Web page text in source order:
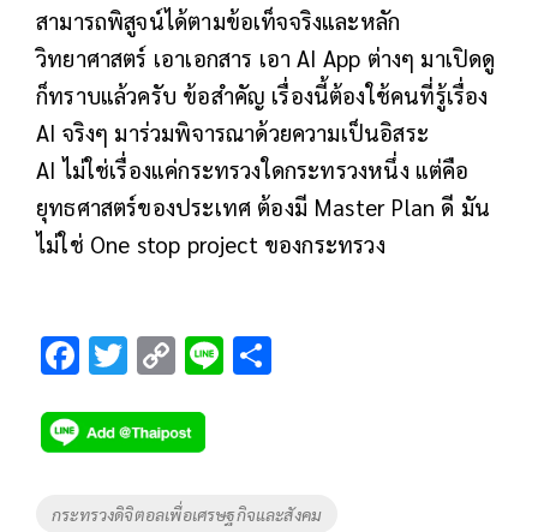
สามารถพิสูจน์ได้ตามข้อเท็จจริงและหลัก
วิทยาศาสตร์ เอาเอกสาร เอา AI App ต่างๆ มาเปิดดู
ก็ทราบแล้วครับ ข้อสำคัญ เรื่องนี้ต้องใช้คนที่รู้เรื่อง
AI จริงๆ มาร่วมพิจารณาด้วยความเป็นอิสระ
AI ไม่ใช่เรื่องแค่กระทรวงใดกระทรวงหนึ่ง แต่คือ
ยุทธศาสตร์ของประเทศ ต้องมี Master Plan ดี มัน
ไม่ใช่ One stop project ของกระทรวง
F
e
b
o
T
tt
er
C
p
y
Li
Li
Tags
กระทรวงดิจิตอลเพื่อเศรษฐกิจและสังคม